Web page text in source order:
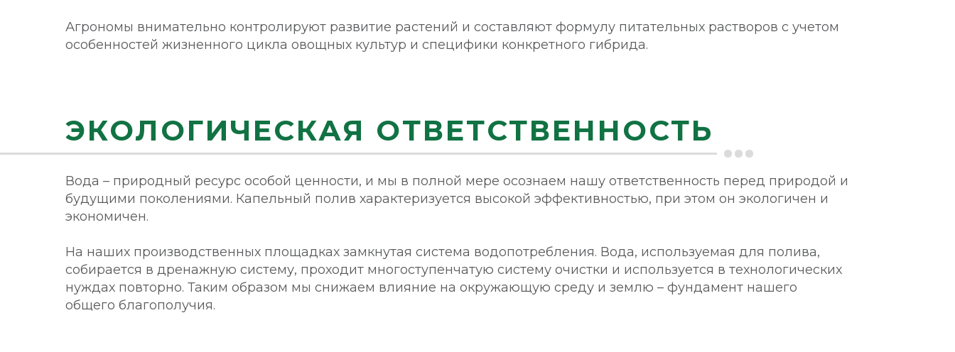
Вода – природный ресурс особой ценности, и мы в полной мере осознаем нашу ответственность перед природой и
будущими поколениями. Капельный полив характеризуется высокой эффективностью, при этом он экологичен и
экономичен.
На наших производственных площадках замкнутая система водопотребления. Вода, используемая для полива,
собирается в дренажную систему, проходит многоступенчатую систему очистки и используется в технологических
нуждах повторно. Таким образом мы снижаем влияние на окружающую среду и землю – фундамент нашего
общего благополучия.
Агрономы внимательно контролируют развитие растений и составляют формулу питательных растворов с учетом
особенностей жизненного цикла овощных культур и специфики конкретного гибрида.
ЭКОЛОГИЧЕСКАЯ ОТВЕТСТВЕННОСТЬ